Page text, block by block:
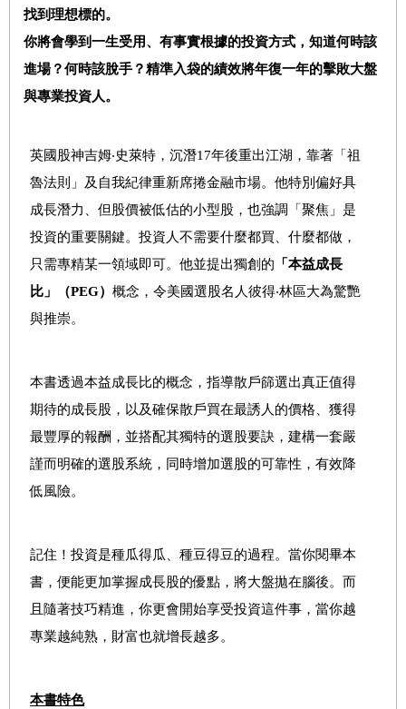
找到理想標的。
你將會學到一生受用、有事實根據的投資方式，知道何時該
進場？何時該脫手？精準入袋的績效將年復一年的擊敗大盤
與專業投資人。
英國股神吉姆‧史萊特，沉潛17年後重出江湖，靠著「祖
魯法則」及自我紀律重新席捲金融市場。他特別偏好具
成長潛力、但股價被低估的小型股，也強調「聚焦」是
投資的重要關鍵。投資人不需要什麼都買、什麼都做，
只需專精某一領域即可。他並提出獨創的 「本益成長
比」（PEG）概念，令美國選股名人彼得‧林區大為驚艷
與推崇。
本書透過本益成長比的概念，指導散戶篩選出真正值得
期待的成長股，以及確保散戶買在最誘人的價格、獲得
最豐厚的報酬，並搭配其獨特的選股要訣，建構一套嚴
謹而明確的選股系統，同時增加選股的可靠性，有效降
低風險。
記住！投資是種瓜得瓜、種豆得豆的過程。當你閱畢本
書，便能更加掌握成長股的優點，將大盤拋在腦後。而
且隨著技巧精進，你更會開始享受投資這件事，當你越
專業越純熟，財富也就增長越多。
本書特色